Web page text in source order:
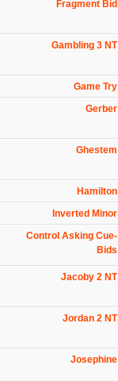
Fragment Bid
Gambling 3 NT
Game Try
Gerber
Ghestem
Hamilton
Inverted Minor
Control Asking Cue-
Bids
Jacoby 2 NT
Jordan 2 NT
Josephine